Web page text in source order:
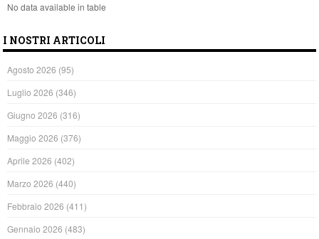
No data available in table
I NOSTRI ARTICOLI
Agosto 2026 (95)
Luglio 2026 (346)
Giugno 2026 (316)
Maggio 2026 (376)
Aprile 2026 (402)
Marzo 2026 (440)
Febbraio 2026 (411)
Gennaio 2026 (483)